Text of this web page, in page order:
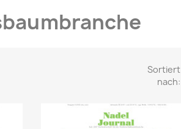
Sortiert
nach: